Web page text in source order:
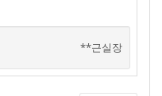
**근실장